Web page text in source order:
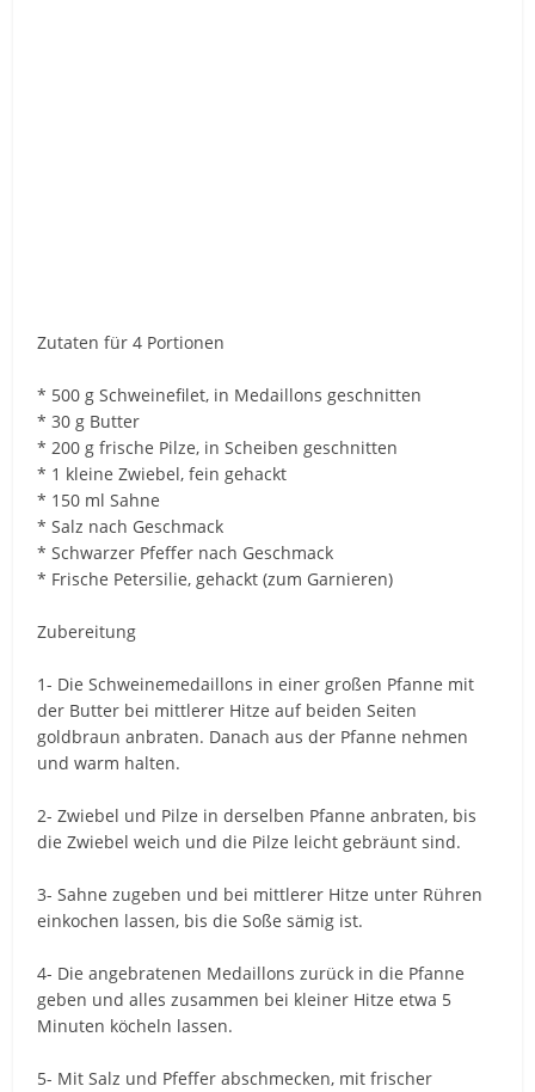
Zutaten für 4 Portionen
* 500 g Schweinefilet, in Medaillons geschnitten
* 30 g Butter
* 200 g frische Pilze, in Scheiben geschnitten
* 1 kleine Zwiebel, fein gehackt
* 150 ml Sahne
* Salz nach Geschmack
* Schwarzer Pfeffer nach Geschmack
* Frische Petersilie, gehackt (zum Garnieren)
Zubereitung
1- Die Schweinemedaillons in einer großen Pfanne mit
der Butter bei mittlerer Hitze auf beiden Seiten
goldbraun anbraten. Danach aus der Pfanne nehmen
und warm halten.
2- Zwiebel und Pilze in derselben Pfanne anbraten, bis
die Zwiebel weich und die Pilze leicht gebräunt sind.
3- Sahne zugeben und bei mittlerer Hitze unter Rühren
einkochen lassen, bis die Soße sämig ist.
4- Die angebratenen Medaillons zurück in die Pfanne
geben und alles zusammen bei kleiner Hitze etwa 5
Minuten köcheln lassen.
5- Mit Salz und Pfeffer abschmecken, mit frischer